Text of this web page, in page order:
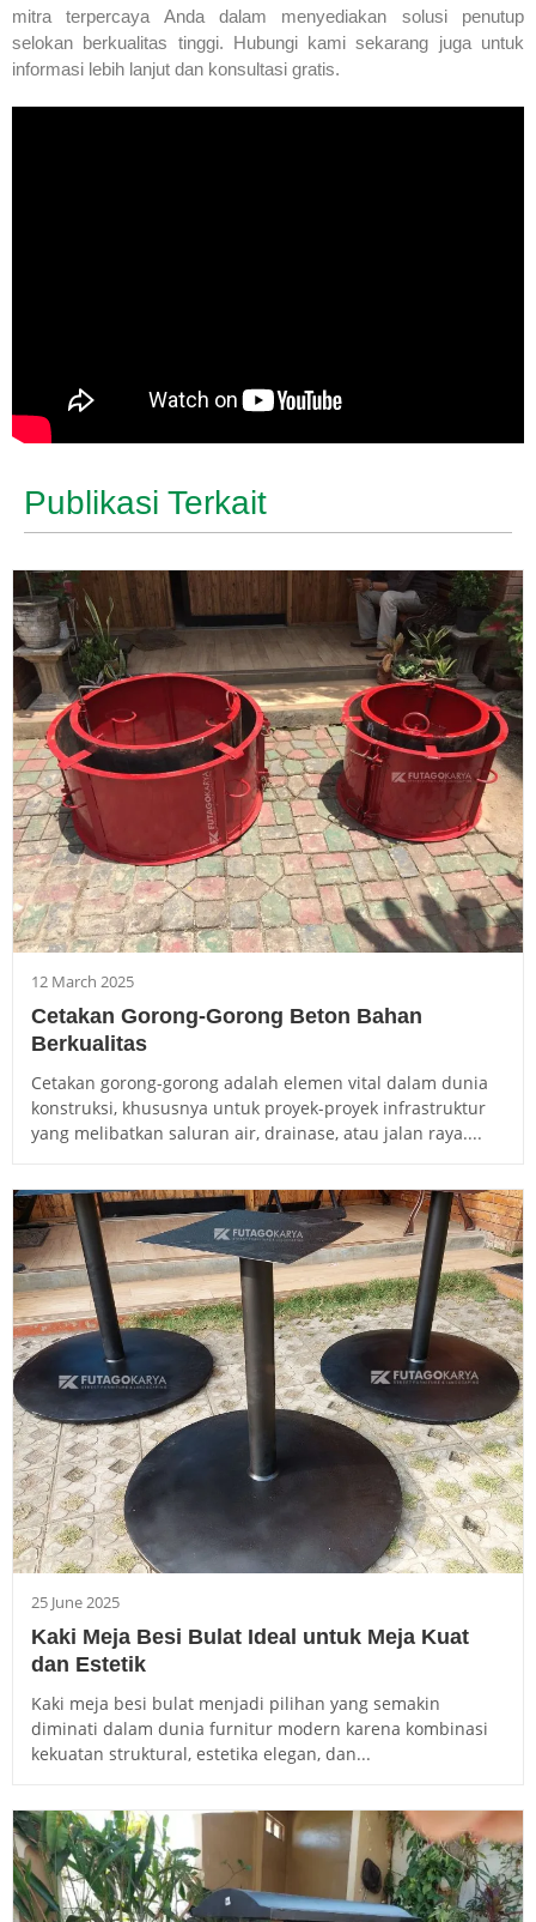
mitra terpercaya Anda dalam menyediakan solusi penutup
selokan berkualitas tinggi. Hubungi kami sekarang juga untuk
informasi lebih lanjut dan konsultasi gratis.
Publikasi Terkait
12 March 2025
Cetakan Gorong-Gorong Beton Bahan
Berkualitas
Cetakan gorong-gorong adalah elemen vital dalam dunia
konstruksi, khususnya untuk proyek-proyek infrastruktur
yang melibatkan saluran air, drainase, atau jalan raya....
25 June 2025
Kaki Meja Besi Bulat Ideal untuk Meja Kuat
dan Estetik
Kaki meja besi bulat menjadi pilihan yang semakin
diminati dalam dunia furnitur modern karena kombinasi
kekuatan struktural, estetika elegan, dan...